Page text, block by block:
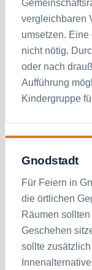
vergleichbaren
umsetzen.
nicht nötig.
oder nach
Aufführung
Kindergruppe
Gnodstadt
Für Feiern in
die örtlichen
Räumen
Geschehen
sollte